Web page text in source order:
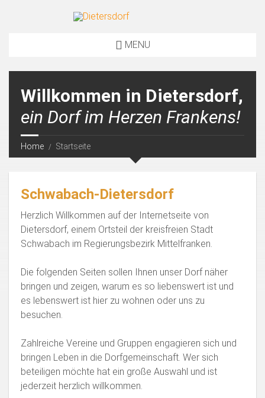
MENU
Willkommen in Dietersdorf,
ein Dorf im Herzen Frankens!
Home Startseite
Schwabach-Dietersdorf
Herzlich Willkommen auf der Internetseite von
Dietersdorf, einem Ortsteil der kreisfreien Stadt
Schwabach im Regierungsbezirk Mittelfranken.
Die folgenden Seiten sollen Ihnen unser Dorf näher
bringen und zeigen, warum es so liebenswert ist und
es lebenswert ist hier zu wohnen oder uns zu
besuchen.
Zahlreiche Vereine und Gruppen engagieren sich und
bringen Leben in die Dorfgemeinschaft. Wer sich
beteiligen möchte hat ein große Auswahl und ist
jederzeit herzlich willkommen.